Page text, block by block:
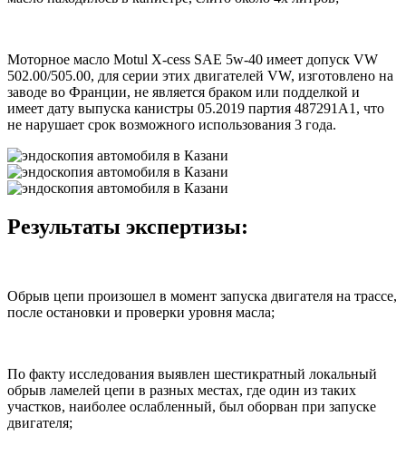
Моторное масло Motul X-cess SAE 5w-40 имеет допуск VW
502.00/505.00, для серии этих двигателей VW, изготовлено на
заводе во Франции, не является браком или подделкой и
имеет дату выпуска канистры 05.2019 партия 487291А1, что
не нарушает срок возможного использования 3 года.
Результаты экспертизы:
Обрыв цепи произошел в момент запуска двигателя на трассе,
после остановки и проверки уровня масла;
По факту исследования выявлен шестикратный локальный
обрыв ламелей цепи в разных местах, где один из таких
участков, наиболее ослабленный, был оборван при запуске
двигателя;